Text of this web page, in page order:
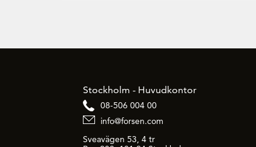
Stockholm - Huvudkontor
08-506 004 00
info@forsen.com
Sveavägen 53, 4 tr